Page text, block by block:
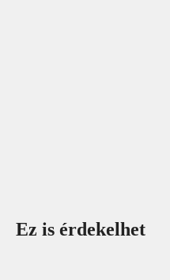
Ez is érdekelhet